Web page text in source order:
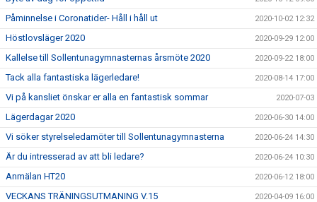
Påminnelse i Coronatider- Håll i håll ut 2020-10-02 12:32
Höstlovsläger 2020 2020-09-29 12:00
Kallelse till Sollentunagymnasternas årsmöte 2020 2020-09-22 18:00
Tack alla fantastiska lägerledare! 2020-08-14 17:00
Vi på kansliet önskar er alla en fantastisk sommar 2020-07-03
Lägerdagar 2020 2020-06-30 14:00
Vi söker styrelseledamöter till Sollentunagymnasterna 2020-06-24 14:30
Är du intresserad av att bli ledare? 2020-06-24 10:30
Anmälan HT20 2020-06-12 18:00
VECKANS TRÄNINGSUTMANING V.15 2020-04-09 16:00